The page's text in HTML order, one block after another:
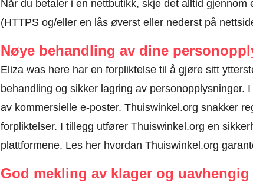
Når du betaler i en nettbutikk, skje det alltid
(HTTPS og/eller en lås øverst eller nederst på
Nøye behandling av dine
Eliza was here har en forpliktelse til å gjøre sitt
behandling og sikker lagring av personopplysninger.
av kommersielle e-poster. Thuiswinkel.org snakker
forpliktelser. I tillegg utfører Thuiswinkel.org en
plattformene. Les her hvordan Thuiswinkel.org
God mekling av klager og